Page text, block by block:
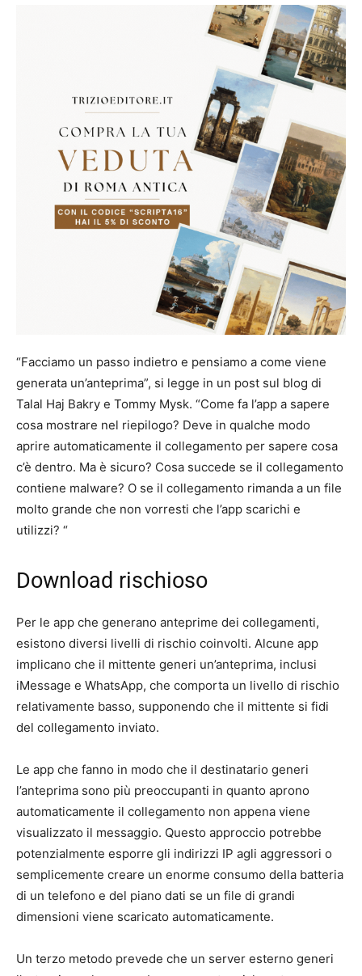
“Facciamo un passo indietro e pensiamo a come viene
generata un’anteprima”, si legge in un post sul blog di
Talal Haj Bakry e Tommy Mysk. “Come fa l’app a sapere
cosa mostrare nel riepilogo? Deve in qualche modo
aprire automaticamente il collegamento per sapere cosa
c’è dentro. Ma è sicuro? Cosa succede se il collegamento
contiene malware? O se il collegamento rimanda a un file
molto grande che non vorresti che l’app scarichi e
utilizzi? “
Download rischioso
Per le app che generano anteprime dei collegamenti,
esistono diversi livelli di rischio coinvolti. Alcune app
implicano che il mittente generi un’anteprima, inclusi
iMessage e WhatsApp, che comporta un livello di rischio
relativamente basso, supponendo che il mittente si fidi
del collegamento inviato.
Le app che fanno in modo che il destinatario generi
l’anteprima sono più preoccupanti in quanto aprono
automaticamente il collegamento non appena viene
visualizzato il messaggio. Questo approccio potrebbe
potenzialmente esporre gli indirizzi IP agli aggressori o
semplicemente creare un enorme consumo della batteria
di un telefono e del piano dati se un file di grandi
dimensioni viene scaricato automaticamente.
Un terzo metodo prevede che un server esterno generi